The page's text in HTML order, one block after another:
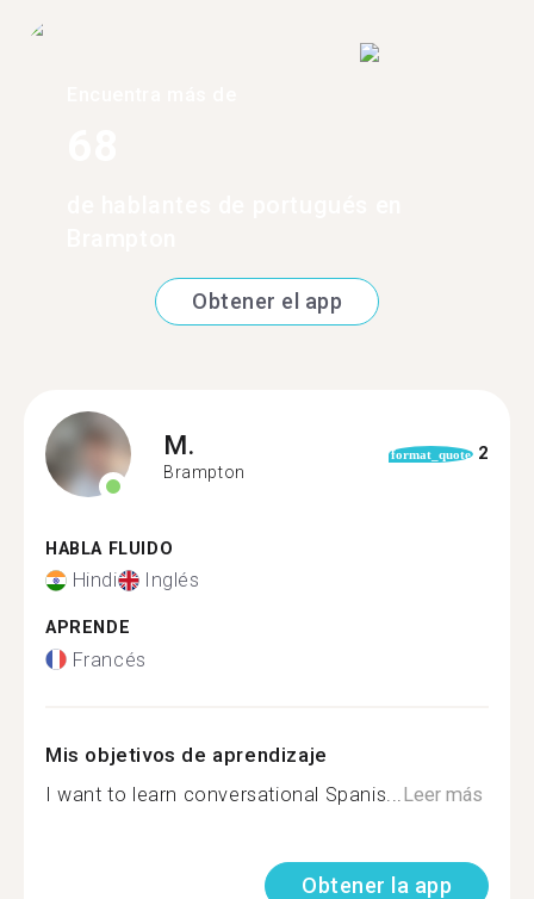
Obtener el app
M.
Brampton
format_quote 2
HABLA FLUIDO
Hindi Inglés
APRENDE
Francés
Mis objetivos de aprendizaje
I want to learn conversational Spanis... Leer más
Obtener la app